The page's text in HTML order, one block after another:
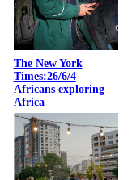
The New York
Times:26/6/4
Africans exploring
Africa